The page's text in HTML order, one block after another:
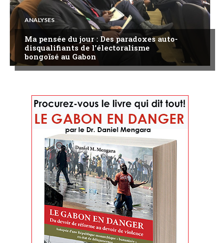
ANALYSES
Ma pensée du jour : Des paradoxes auto-
disqualifiants de l’électoralisme
bongoïsé au Gabon